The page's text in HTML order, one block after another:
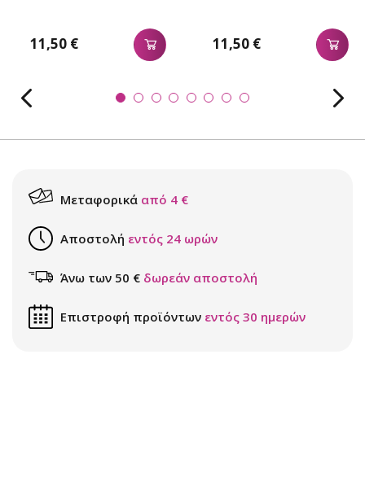
11,50 € 11,50 €
Μεταφορικά από 4 €
Αποστολή εντός 24 ωρών
Άνω των 50 € δωρεάν αποστολή
Επιστροφή προϊόντων εντός 30 ημερών